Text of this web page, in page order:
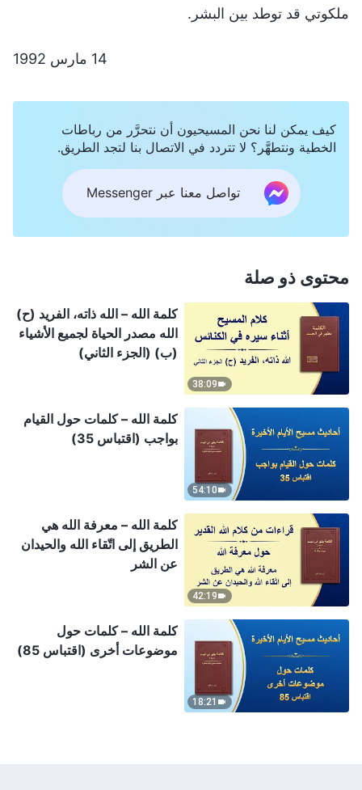
ملكوتي قد توطد بين البشر.
14 مارس 1992
كيف يمكن لنا نحن المسيحيون أن نتحرَّر من رباطات
الخطية ونتطهَّر؟ لا تتردد في الاتصال بنا لتجد الطريق.
تواصل معنا عبر Messenger
محتوى ذو صلة
38:09
كلمة الله – الله ذاته، الفريد (ح)
الله مصدر الحياة لجميع الأشياء
(ب) (الجزء الثاني)
54:10
كلمة الله – كلمات حول القيام
بواجب (اقتباس 35)
42:19
كلمة الله – معرفة الله هي
الطريق إلى اتّقاء الله والحيدان
عن الشر
18:21
كلمة الله – كلمات حول
موضوعات أخرى (اقتباس 85)